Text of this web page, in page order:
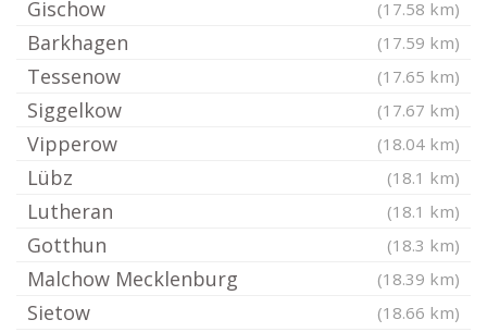
Gischow (17.58 km)
Barkhagen (17.59 km)
Tessenow (17.65 km)
Siggelkow (17.67 km)
Vipperow (18.04 km)
Lübz (18.1 km)
Lutheran (18.1 km)
Gotthun (18.3 km)
Malchow Mecklenburg (18.39 km)
Sietow (18.66 km)